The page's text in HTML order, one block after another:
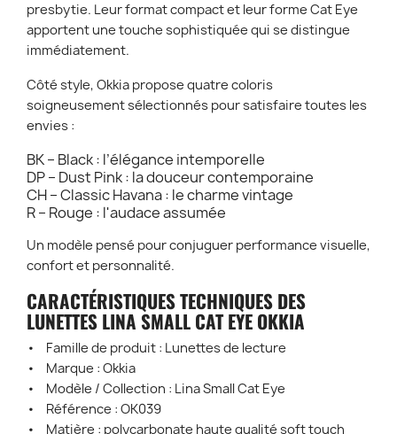
presbytie. Leur format compact et leur forme Cat Eye
apportent une touche sophistiquée qui se distingue
immédiatement.
Côté style, Okkia propose quatre coloris
soigneusement sélectionnés pour satisfaire toutes les
envies :
BK – Black : l’élégance intemporelle
DP – Dust Pink : la douceur contemporaine
CH – Classic Havana : le charme vintage
R – Rouge : l'audace assumée
Un modèle pensé pour conjuguer performance visuelle,
confort et personnalité.
CARACTÉRISTIQUES TECHNIQUES DES
LUNETTES LINA SMALL CAT EYE OKKIA
• Famille de produit : Lunettes de lecture
• Marque : Okkia
• Modèle / Collection : Lina Small Cat Eye
• Référence : OK039
• Matière : polycarbonate haute qualité soft touch